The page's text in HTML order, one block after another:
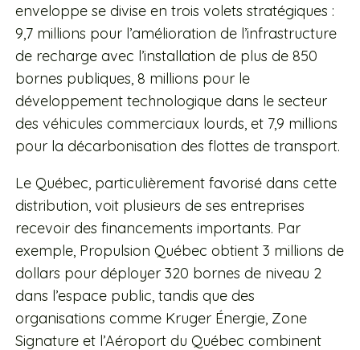
enveloppe se divise en trois volets stratégiques :
9,7 millions pour l’amélioration de l’infrastructure
de recharge avec l’installation de plus de 850
bornes publiques, 8 millions pour le
développement technologique dans le secteur
des véhicules commerciaux lourds, et 7,9 millions
pour la décarbonisation des flottes de transport.
Le Québec, particulièrement favorisé dans cette
distribution, voit plusieurs de ses entreprises
recevoir des financements importants. Par
exemple, Propulsion Québec obtient 3 millions de
dollars pour déployer 320 bornes de niveau 2
dans l’espace public, tandis que des
organisations comme Kruger Énergie, Zone
Signature et l’Aéroport du Québec combinent